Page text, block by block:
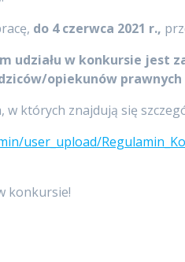
do 4 czerwca 2021 r.,
udziału w konkursie jest
opiekunów
których znajdują się
user_upload/
konkursie!